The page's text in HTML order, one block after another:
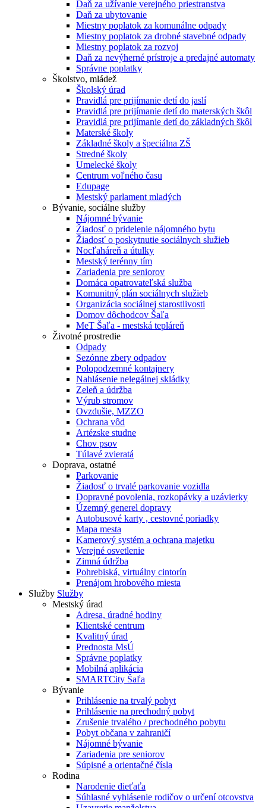
Daň za užívanie verejného priestranstva
Daň za ubytovanie
Miestny poplatok za komunálne odpady
Miestny poplatok za drobné stavebné odpady
Miestny poplatok za rozvoj
Daň za nevýherné prístroje a predajné automaty
Správne poplatky
Školstvo, mládež
Školský úrad
Pravidlá pre prijímanie detí do jaslí
Pravidlá pre prijímanie detí do materských škôl
Pravidlá pre prijímanie detí do základných škôl
Materské školy
Základné školy a špeciálna ZŠ
Stredné školy
Umelecké školy
Centrum voľného času
Edupage
Mestský parlament mladých
Bývanie, sociálne služby
Nájomné bývanie
Žiadosť o pridelenie nájomného bytu
Žiadosť o poskytnutie sociálnych služieb
Nocľaháreň a útulky
Mestský terénny tím
Zariadenia pre seniorov
Domáca opatrovateľská služba
Komunitný plán sociálnych služieb
Organizácia sociálnej starostlivosti
Domov dôchodcov Šaľa
MeT Šaľa - mestská tepláreň
Životné prostredie
Odpady
Sezónne zbery odpadov
Polopodzemné kontajnery
Nahlásenie nelegálnej skládky
Zeleň a údržba
Výrub stromov
Ovzdušie, MZZO
Ochrana vôd
Artézske studne
Chov psov
Túlavé zvieratá
Doprava, ostatné
Parkovanie
Žiadosť o trvalé parkovanie vozidla
Dopravné povolenia, rozkopávky a uzávierky
Územný generel dopravy
Autobusové karty , cestovné poriadky
Mapa mesta
Kamerový systém a ochrana majetku
Verejné osvetlenie
Zimná údržba
Pohrebiská, virtuálny cintorín
Prenájom hrobového miesta
Služby Služby
Mestský úrad
Adresa, úradné hodiny
Klientské centrum
Kvalitný úrad
Prednosta MsÚ
Správne poplatky
Mobilná aplikácia
SMARTCity Šaľa
Bývanie
Prihlásenie na trvalý pobyt
Prihlásenie na prechodný pobyt
Zrušenie trvalého / prechodného pobytu
Pobyt občana v zahraničí
Nájomné bývanie
Zariadenia pre seniorov
Súpisné a orientačné čísla
Rodina
Narodenie dieťaťa
Súhlasné vyhlásenie rodičov o určení otcovstva